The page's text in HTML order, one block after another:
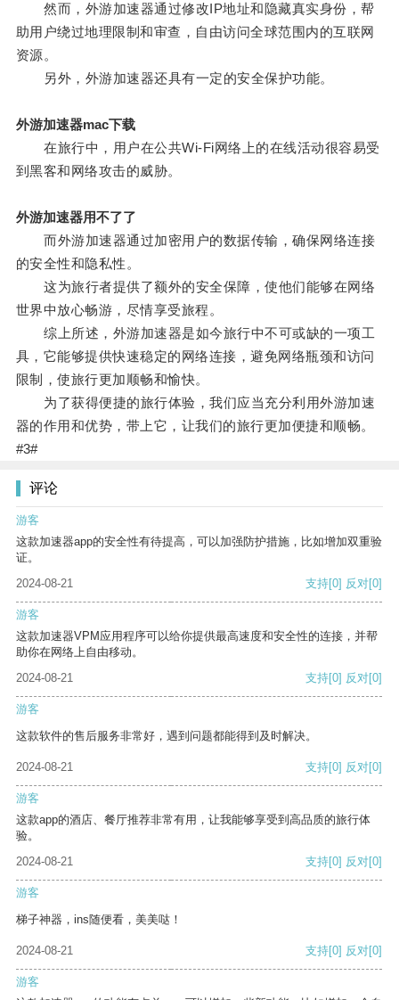
然而，外游加速器通过修改IP地址和隐藏真实身份，帮
助用户绕过地理限制和审查，自由访问全球范围内的互联网
资源。
另外，外游加速器还具有一定的安全保护功能。
外游加速器mac下载
在旅行中，用户在公共Wi-Fi网络上的在线活动很容易受
到黑客和网络攻击的威胁。
外游加速器用不了了
而外游加速器通过加密用户的数据传输，确保网络连接
的安全性和隐私性。
这为旅行者提供了额外的安全保障，使他们能够在网络
世界中放心畅游，尽情享受旅程。
综上所述，外游加速器是如今旅行中不可或缺的一项工
具，它能够提供快速稳定的网络连接，避免网络瓶颈和访问
限制，使旅行更加顺畅和愉快。
为了获得便捷的旅行体验，我们应当充分利用外游加速
器的作用和优势，带上它，让我们的旅行更加便捷和顺畅。
#3#
评论
游客
这款加速器app的安全性有待提高，可以加强防护措施，比如增加双重验
证。
2024-08-21
支持[0] 反对[0]
游客
这款加速器VPM应用程序可以给你提供最高速度和安全性的连接，并帮
助你在网络上自由移动。
2024-08-21
支持[0] 反对[0]
游客
这款软件的售后服务非常好，遇到问题都能得到及时解决。
2024-08-21 支持[0] 反对[0]
游客
这款app的酒店、餐厅推荐非常有用，让我能够享受到高品质的旅行体
验。
2024-08-21
支持[0] 反对[0]
游客
梯子神器，ins随便看，美美哒！
2024-08-21 支持[0] 反对[0]
游客